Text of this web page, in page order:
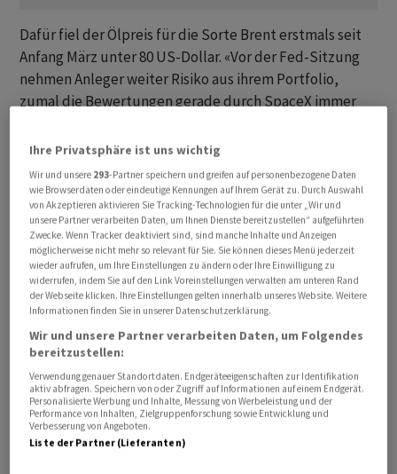
Dafür fiel der Ölpreis für die Sorte Brent erstmals seit
Anfang März unter 80 US-Dollar. «Vor der Fed-Sitzung
nehmen Anleger weiter Risiko aus ihrem Portfolio,
zumal die Bewertungen gerade durch SpaceX immer
Abkommen zwischen den USA und dem Iran sind die
Details weiter vage, eine Unterzeichnung ist für Freitag
in der Schweiz geplant.
Im Fokus steht der am Abend hiesiger Zeit anstehende
Zinsentscheid der US-Notenbank Fed. Bei der ersten
Sitzung unter ihrem neuen Vorsitzenden Kevin Warsh
wird weniger auf die Entscheidung selbst geschaut;
denn es werden unveränderte Zinsen erwartet. «Der
Blick der Anleger wird sich vielmehr auf den ersten
und ob es zu einer 'taubenhaften' Überraschung
kommt», so ein Börsianer.
Ihre Privatsphäre ist uns wichtig
Wir und unsere 293-Partner speichern und greifen auf personenbezogene Daten
wie Browserdaten oder eindeutige Kennungen auf Ihrem Gerät zu. Durch Auswahl
von Akzeptieren aktivieren Sie Tracking-Technologien für die unter „Wir und
unsere Partner verarbeiten Daten, um Ihnen Dienste bereitzustellen“ aufgeführten
Zwecke. Wenn Tracker deaktiviert sind, sind manche Inhalte und Anzeigen
möglicherweise nicht mehr so relevant für Sie. Sie können dieses Menü jederzeit
wieder aufrufen, um Ihre Einstellungen zu ändern oder Ihre Einwilligung zu
widerrufen, indem Sie auf den Link Voreinstellungen verwalten am unteren Rand
der Webseite klicken. Ihre Einstellungen gelten innerhalb unseres Website. Weitere
Informationen finden Sie in unserer Datenschutzerklärung.
Wir und unsere Partner verarbeiten Daten, um Folgendes
bereitzustellen:
Verwendung genauer Standortdaten. Endgeräteeigenschaften zur Identifikation
aktiv abfragen. Speichern von oder Zugriff auf Informationen auf einem Endgerät.
Personalisierte Werbung und Inhalte, Messung von Werbeleistung und der
Performance von Inhalten, Zielgruppenforschung sowie Entwicklung und
Verbesserung von Angeboten.
Liste der Partner (Lieferanten)